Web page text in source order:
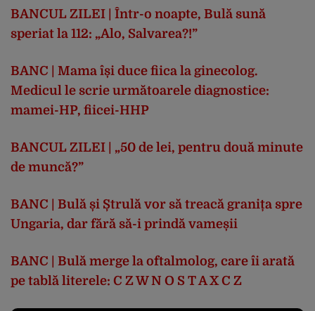
BANCUL ZILEI | Într-o noapte, Bulă sună
speriat la 112: „Alo, Salvarea?!”
BANC | Mama își duce fiica la ginecolog.
Medicul le scrie următoarele diagnostice:
mamei-HP, fiicei-HHP
BANCUL ZILEI | „50 de lei, pentru două minute
de muncă?”
BANC | Bulă și Ștrulă vor să treacă granița spre
Ungaria, dar fără să-i prindă vameșii
BANC | Bulă merge la oftalmolog, care îi arată
pe tablă literele: C Z W N O S T A X C Z